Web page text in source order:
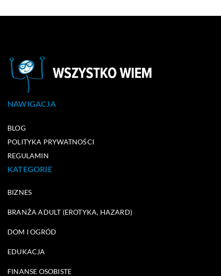
NAWIGACJA
BLOG
POLITYKA PRYWATNOŚCI
REGULAMIN
KATEGORIE
BIZNES
BRANŻA ADULT (EROTYKA, HAZARD)
DOM I OGRÓD
EDUKACJA
FINANSE OSOBISTE